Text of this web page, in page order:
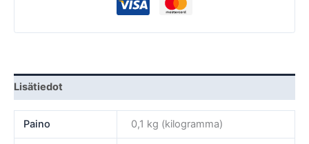
Lisätiedot
Paino 0,1 kg (kilogramma)